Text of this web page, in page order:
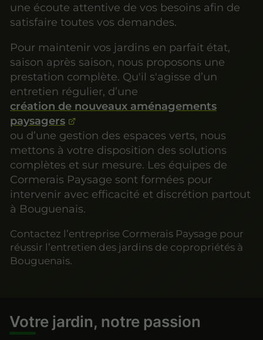
une écoute attentive de vos besoins afin de
satisfaire toutes vos demandes.
Pour maintenir vos jardins en parfait état,
saison après saison, nous proposons une
prestation complète. Qu'il s'agisse d’un
entretien régulier, d’une
création de nouveaux aménagements
paysagers
ou d’une gestion des espaces verts, nous
mettons à votre disposition des solutions
complètes et sur mesure. Les équipes de
Cormerais Paysage sont formées pour
intervenir avec efficacité et discrétion partout
à Bouguenais.
Contactez l’entreprise Cormerais Paysage pour
réussir l’entretien des jardins de copropriétés à
Bouguenais.
Votre jardin, notre passion